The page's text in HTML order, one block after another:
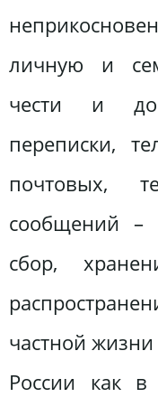
личную и
чести и
переписки,
почтовых,
сообщений –
сбор,
частной жизни
России как